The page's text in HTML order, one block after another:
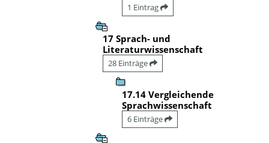
1 Eintrag
17 Sprach- und
Literaturwissenschaft
28 Einträge
17.14 Vergleichende
Sprachwissenschaft
6 Einträge